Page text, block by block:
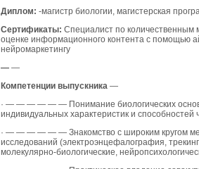
Диплом: -магистр биологии, магистерская
Сертификаты: Специалист по
оценке информационного контента с помощью
нейромаркетингу
——
Компетенции выпускника—
· — — — — — — Понимание биологических
индивидуальных характеристик и способностей
· — — — — — — Знакомство с широким кругом
исследований (электроэнцефалография,
молекулярно-биологические,